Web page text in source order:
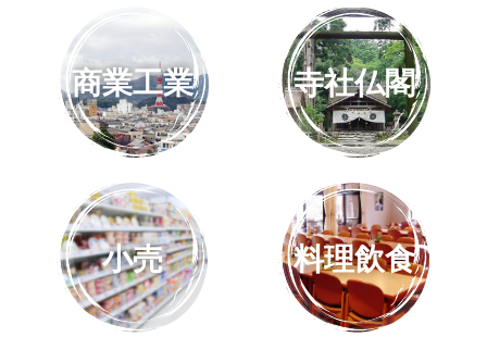
商業工業 寺社仏閣
小売 料理飲食